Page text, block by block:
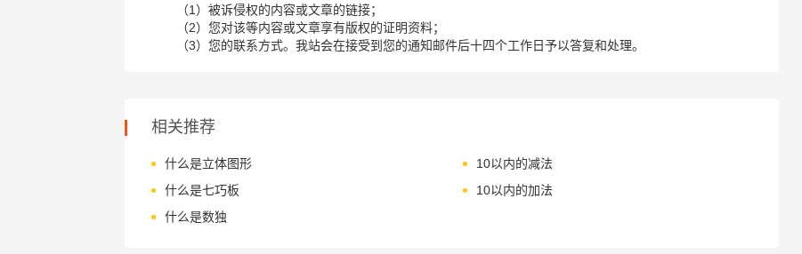
（1）被诉侵权的内容或文章的链接；
（2）您对该等内容或文章享有版权的证明资料；
（3）您的联系方式。我站会在接受到您的通知邮件后十四个工作日予以答复和处理。
相关推荐
什么是立体图形
10以内的减法
什么是七巧板
10以内的加法
什么是数独